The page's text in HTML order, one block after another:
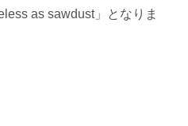
as sawdust」となりま